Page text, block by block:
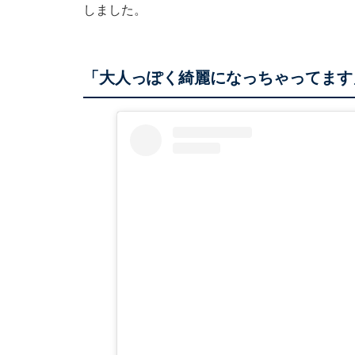
しました。
「大人っぽく綺麗になっちゃってま